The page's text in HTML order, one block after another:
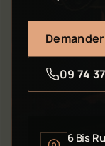
09 74
6 Bis